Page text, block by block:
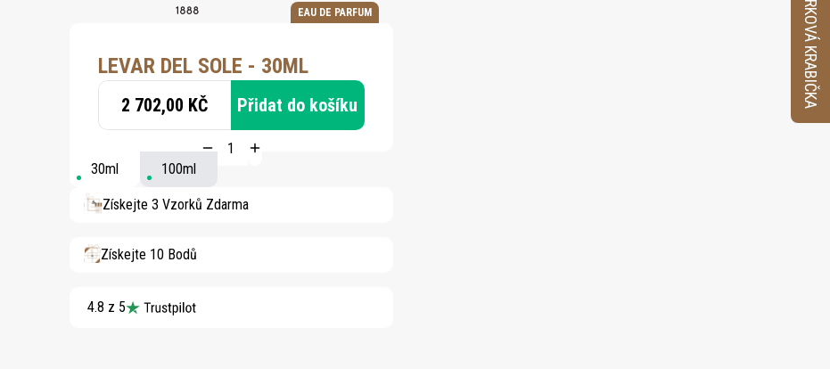
EAU DE PARFUM
LEVAR DEL SOLE - 30ML
2 702,00 KČ Přidat do košíku
30ml 100ml
Získejte 3 Vzorků Zdarma
Získejte 10 Bodů
4.8 z 5
VZORKOVÁ KRABIČKA